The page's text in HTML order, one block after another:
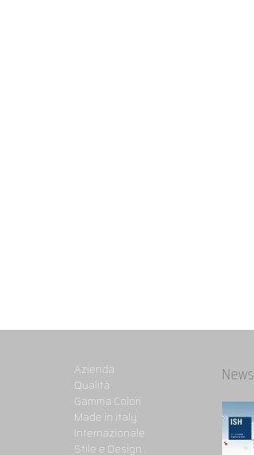
Azienda
Qualità
Gamma Colori
Made in italy
Internazionale
Stile e Design
News